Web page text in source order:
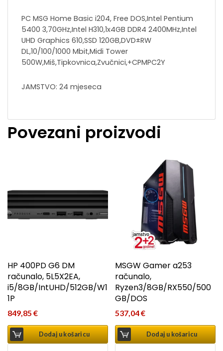
PC MSG Home Basic i204, Free DOS,Intel Pentium
5400 3,70GHz,Intel H310,1x4GB DDR4 2400MHz,Intel
UHD Graphics 610,SSD 120GB,DVD±RW
DL,10/100/1000 Mbit,Midi Tower
500W,Miš,Tipkovnica,Zvučnici,+CPMPC2Y
JAMSTVO: 24 mjeseca
Povezani proizvodi
HP 400PD G6 DM
računalo, 5L5X2EA,
i5/8GB/IntUHD/512GB/W1
1P
849,85 €
Dodaj u košaricu
MSGW Gamer a253
računalo,
Ryzen3/8GB/RX550/500
GB/DOS
537,04€
Dodaj u košaricu